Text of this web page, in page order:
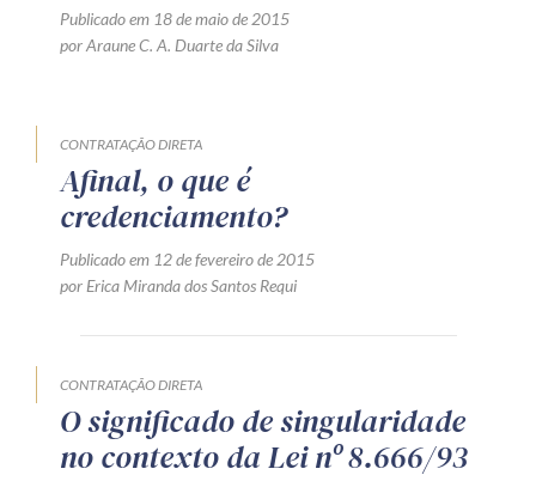
Publicado em 18 de maio de 2015
por Araune C. A. Duarte da Silva
CONTRATAÇÃO DIRETA
Afinal, o que é
credenciamento?
Publicado em 12 de fevereiro de 2015
por Erica Miranda dos Santos Requi
CONTRATAÇÃO DIRETA
O significado de singularidade
no contexto da Lei nº 8.666/93